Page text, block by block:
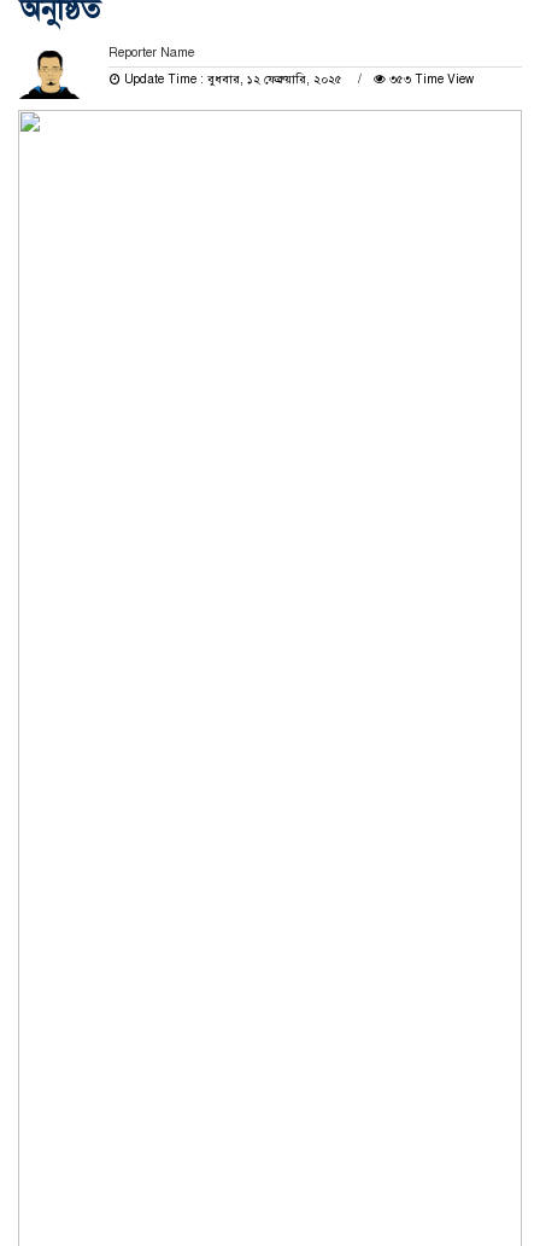
অনুষ্ঠিত
Reporter Name
Update Time : বুধবার, ১২ ফেব্রুয়ারি, ২০২৫
৩৫৩ Time View